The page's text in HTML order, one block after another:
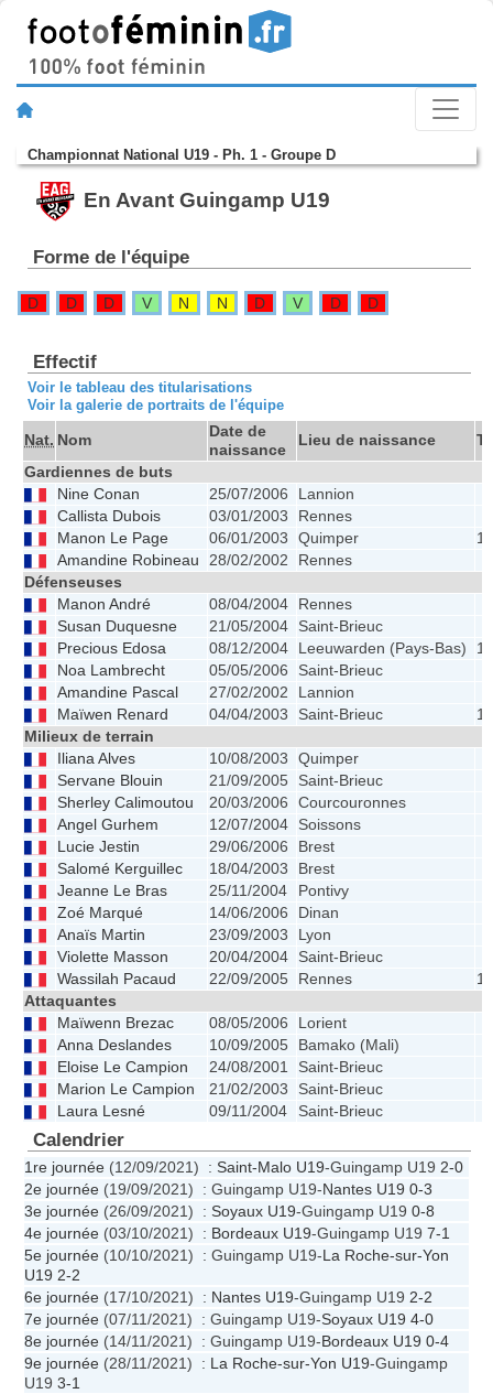
Championnat National U19 - Ph. 1 - Groupe D
En Avant Guingamp U19
Forme de l'équipe
D D D V N N D V D D
Effectif
Voir le tableau des titularisations
Voir la galerie de portraits de l'équipe
Nat. Nom
Date de
naissance
Lieu de naissance
Gardiennes de buts
Nine Conan
25/07/2006
Lannion
Callista Dubois
03/01/2003
Rennes
Manon Le Page
06/01/2003 Quimper
Amandine Robineau
28/02/2002
Rennes
Défenseuses
Manon André
08/04/2004
Rennes
Susan Duquesne
21/05/2004
Saint-Brieuc
Precious Edosa
08/12/2004 Leeuwarden (Pays-Bas)
Noa Lambrecht
05/05/2006
Saint-Brieuc
Amandine Pascal
27/02/2002
Lannion
Maïwen Renard
04/04/2003 Saint-Brieuc
Milieux de terrain
Iliana Alves
10/08/2003
Quimper
Servane Blouin
21/09/2005
Saint-Brieuc
Sherley Calimoutou
20/03/2006
Courcouronnes
Angel Gurhem
12/07/2004
Soissons
Lucie Jestin
29/06/2006
Brest
Salomé Kerguillec
18/04/2003
Brest
Jeanne Le Bras
25/11/2004
Pontivy
Zoé Marqué
14/06/2006
Dinan
Anaïs Martin
23/09/2003
Lyon
Violette Masson
20/04/2004
Saint-Brieuc
Wassilah Pacaud
22/09/2005 Rennes
Attaquantes
Maïwenn Brezac
08/05/2006
Lorient
Anna Deslandes
10/09/2005
Bamako (Mali)
Eloise Le Campion
24/08/2001
Saint-Brieuc
Marion Le Campion
21/02/2003
Saint-Brieuc
Laura Lesné
09/11/2004 Saint-Brieuc
Calendrier
1re journée (12/09/2021) : Saint-Malo U19-Guingamp U19 2-0
2e journée (19/09/2021) : Guingamp U19-Nantes U19 0-3
3e journée (26/09/2021) : Soyaux U19-Guingamp U19 0-8
4e journée (03/10/2021) : Bordeaux U19-Guingamp U19 7-1
5e journée (10/10/2021) : Guingamp U19-La Roche-sur-Yon
U19 2-2
6e journée (17/10/2021) : Nantes U19-Guingamp U19 2-2
7e journée (07/11/2021) : Guingamp U19-Soyaux U19 4-0
8e journée (14/11/2021) : Guingamp U19-Bordeaux U19 0-4
9e journée (28/11/2021) : La Roche-sur-Yon U19-Guingamp
U19 3-1